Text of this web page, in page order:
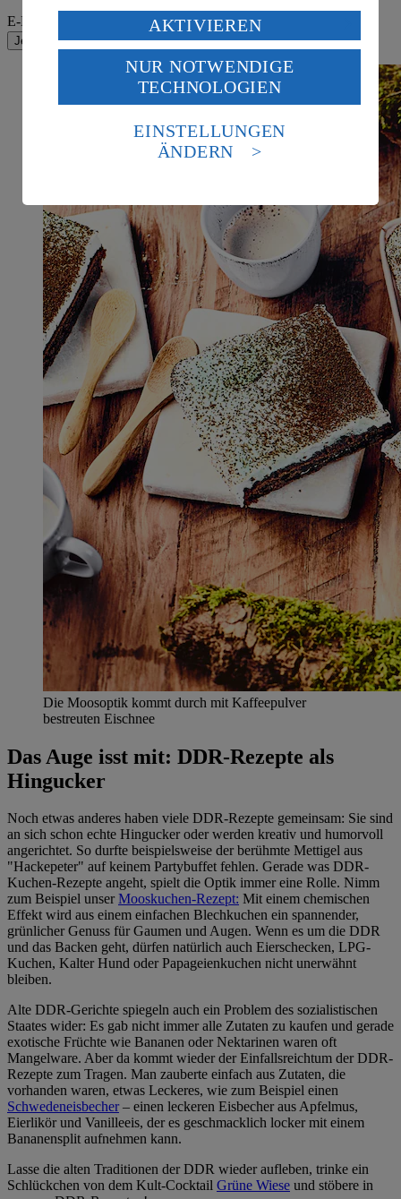
E-Mail-Adresse (Pflichtfeld)
Jetzt anmelden!
Die Moosoptik kommt durch mit Kaffeepulver
bestreuten Eischnee
Das Auge isst mit: DDR-Rezepte als
Hingucker
Noch etwas anderes haben viele DDR-Rezepte gemeinsam: Sie sind
an sich schon echte Hingucker oder werden kreativ und humorvoll
angerichtet. So durfte beispielsweise der berühmte Mettigel aus
"Hackepeter" auf keinem Partybuffet fehlen. Gerade was DDR-
Kuchen-Rezepte angeht, spielt die Optik immer eine Rolle. Nimm
zum Beispiel unserMooskuchen-Rezept: Mit einem chemischen
Effekt wird aus einem einfachen Blechkuchen ein spannender,
grünlicher Genuss für Gaumen und Augen. Wenn es um die DDR
und das Backen geht, dürfen natürlich auch Eierschecken, LPG-
Kuchen, Kalter Hund oder Papageienkuchen nicht unerwähnt
bleiben.
Alte DDR-Gerichte spiegeln auch ein Problem des sozialistischen
Staates wider: Es gab nicht immer alle Zutaten zu kaufen und gerade
exotische Früchte wie Bananen oder Nektarinen waren oft
Mangelware. Aber da kommt wieder der Einfallsreichtum der DDR-
Rezepte zum Tragen. Man zauberte einfach aus Zutaten, die
vorhanden waren, etwas Leckeres, wie zum Beispiel einen
Schwedeneisbecher– einen leckeren Eisbecher aus Apfelmus,
Eierlikör und Vanilleeis, der es geschmacklich locker mit einem
Bananensplit aufnehmen kann.
Lasse die alten Traditionen der DDR wieder aufleben, trinke ein
Schlückchen von dem Kult-Cocktail Grüne Wiese und stöbere in
Verarbeitung deiner personenbezogenen Daten in den
USA durch Facebook und YouTube:
Wenn du auf „Aktivieren“ klickst, willigst du im Sinne
des Art. 49 Abs. 1 Satz 1 lit. a) DSGVO ein, dass deine
Daten in den USA verarbeitet werden. Der EuGH sieht
die USA als Land mit einem nach europäischen
Standards nicht angemessenen Datenschutzniveau an.
Es besteht das Risiko eines Zugriffs durch US-
Informationen zum Herausgeber der Seite findest du
imImpressum
AKTIVIEREN
NUR NOTWENDIGE
TECHNOLOGIEN
EINSTELLUNGEN
ÄNDERN